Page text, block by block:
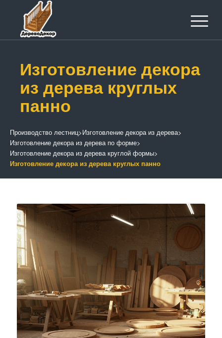
Изготовление декора
из дерева круглых
панно
Производство лестниц>Изготовление декора из дерева>
Изготовление декора из дерева по форме>
Изготовление декора из дерева круглой формы>
Изготовление декора из дерева круглых панно